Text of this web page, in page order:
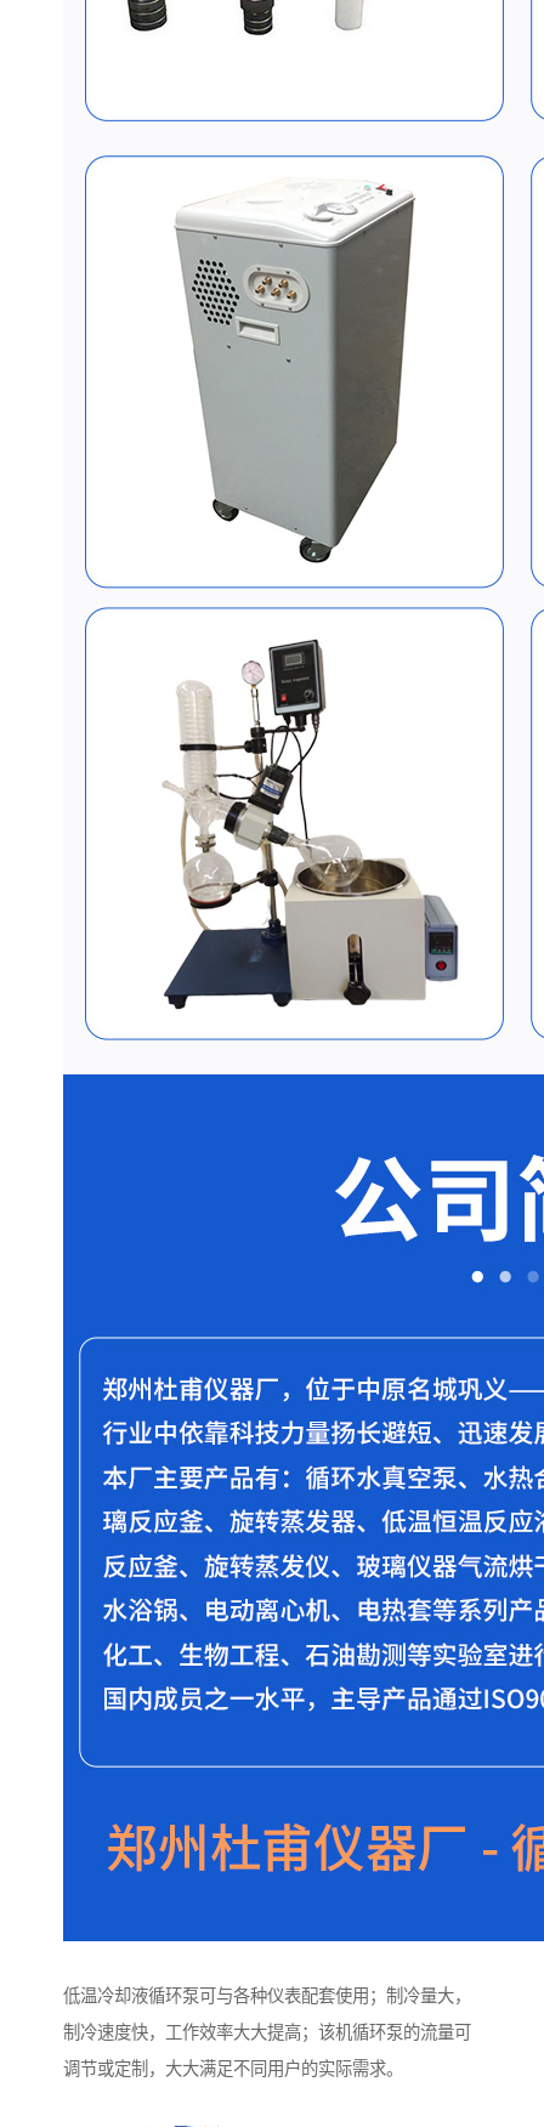
低温冷却液循环泵可与各种仪表配套使用；制冷量大，
制冷速度快，工作效率大大提高；该机循环泵的流量可
调节或定制，大大满足不同用户的实际需求。